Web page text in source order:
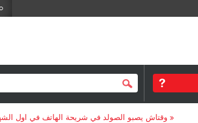
وقتاش يصبو الصولد في شريحة الهاتف في اول »